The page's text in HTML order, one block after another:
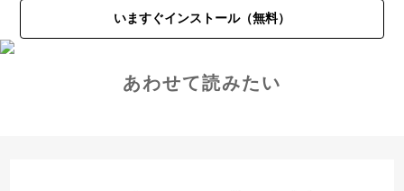
いますぐインストール（無料）
あわせて読みたい